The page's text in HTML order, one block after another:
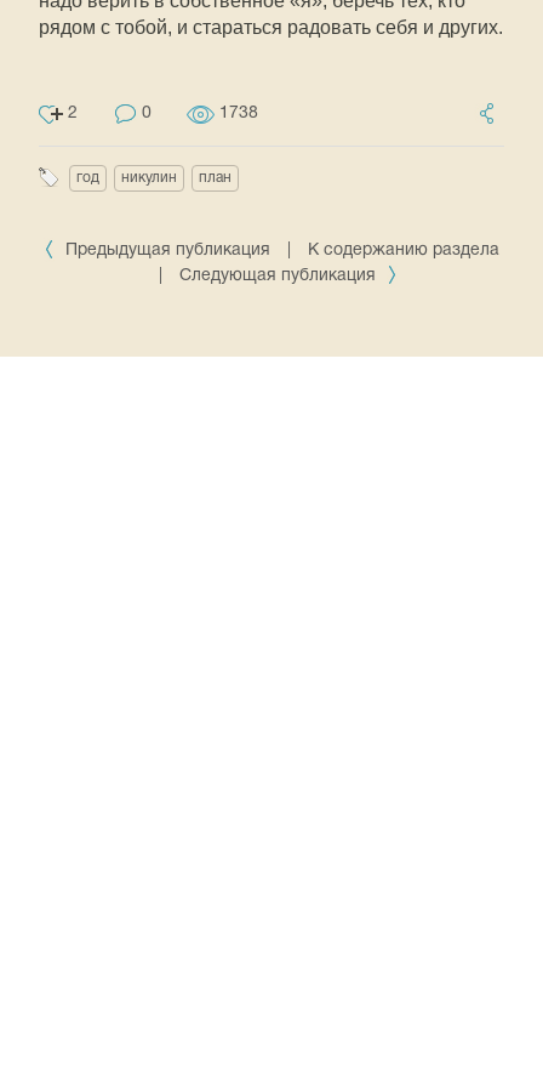
рядом с тобой, и стараться радовать себя и других.
2 0 1738
год никулин план
Предыдущая публикация
К содержанию раздела
Следующая публикация